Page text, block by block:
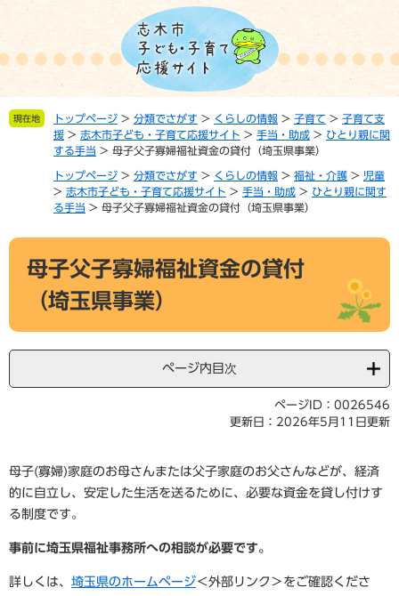
の
で
ー
ば 現在地 トップページ > 分類でさがす > くらしの情報 > 子育て > 子育て支
援 > 志木市子ども・子育て応援サイト > 手当・助成 > ひとり親に関
する手当 > 母子父子寡婦福祉資金の貸付（埼玉県事業）
トップページ > 分類でさがす > くらしの情報 > 福祉・介護 > 児童
> 志木市子ども・子育て応援サイト > 手当・助成 > ひとり親に関す
る手当 > 母子父子寡婦福祉資金の貸付（埼玉県事業）
本
母子父子寡婦福祉資金の貸付
（埼玉県事業）
ページ内目次
ページID：0026546
更新日：2026年5月11日更新
母子(寡婦)家庭のお母さんまたは父子家庭のお父さんなどが、経済
的に自立し、安定した生活を送るために、必要な資金を貸し付けす
る制度です。
事前に埼玉県福祉事務所への相談が必要です。
詳しくは、 埼玉県のホームページ＜外部リンク＞ をご確認くださ